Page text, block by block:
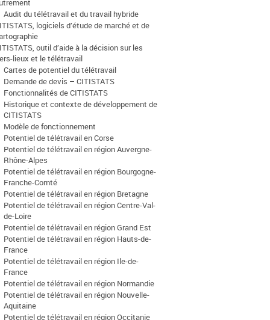
Audit du télétravail et du travail hybride
logiciels d’étude de marché et de
outil d’aide à la décision sur les
lieux et le télétravail
Cartes de potentiel du télétravail
Demande de devis – CITISTATS
Fonctionnalités de CITISTATS
Historique et contexte de développement de
CITISTATS
Modèle de fonctionnement
Potentiel de télétravail en Corse
Potentiel de télétravail en région Auvergne-
Rhône-Alpes
Potentiel de télétravail en région Bourgogne-
Franche-Comté
Potentiel de télétravail en région Bretagne
Potentiel de télétravail en région Centre-Val-
de-Loire
Potentiel de télétravail en région Grand Est
Potentiel de télétravail en région Hauts-de-
France
Potentiel de télétravail en région Ile-de-
France
Potentiel de télétravail en région Normandie
Potentiel de télétravail en région Nouvelle-
Aquitaine
Potentiel de télétravail en région Occitanie